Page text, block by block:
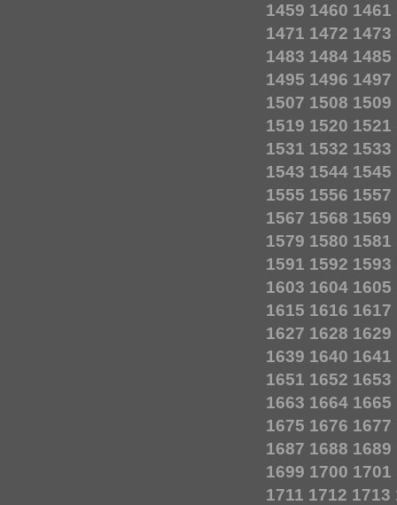
1459 1460 1461
1471 1472 1473
1483 1484 1485
1495 1496 1497
1507 1508 1509
1519 1520 1521
1531 1532 1533
1543 1544 1545
1555 1556 1557
1567 1568 1569
1579 1580 1581
1591 1592 1593
1603 1604 1605
1615 1616 1617
1627 1628 1629
1639 1640 1641
1651 1652 1653
1663 1664 1665
1675 1676 1677
1687 1688 1689
1699 1700 1701
1711 1712 1713